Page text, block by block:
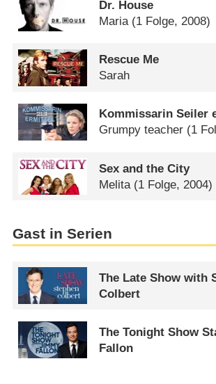
Dr. House
Maria (1 Folge, 2008)
Rescue Me
Sarah
Kommissarin Seiler
Grumpy teacher (1
Sex and the City
Melita (1 Folge, 2004)
Gast in Serien
The Late Show with
Colbert
The Tonight Show
Fallon